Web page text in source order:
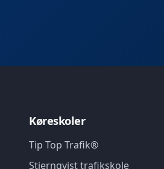
Køreskoler
Tip Top Trafik®
Stjernqvist trafikskole